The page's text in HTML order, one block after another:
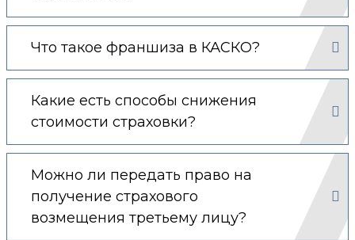
Что такое франшиза в КАСКО?
Какие есть способы снижения
стоимости страховки?
Можно ли передать право на
получение страхового
возмещения третьему лицу?